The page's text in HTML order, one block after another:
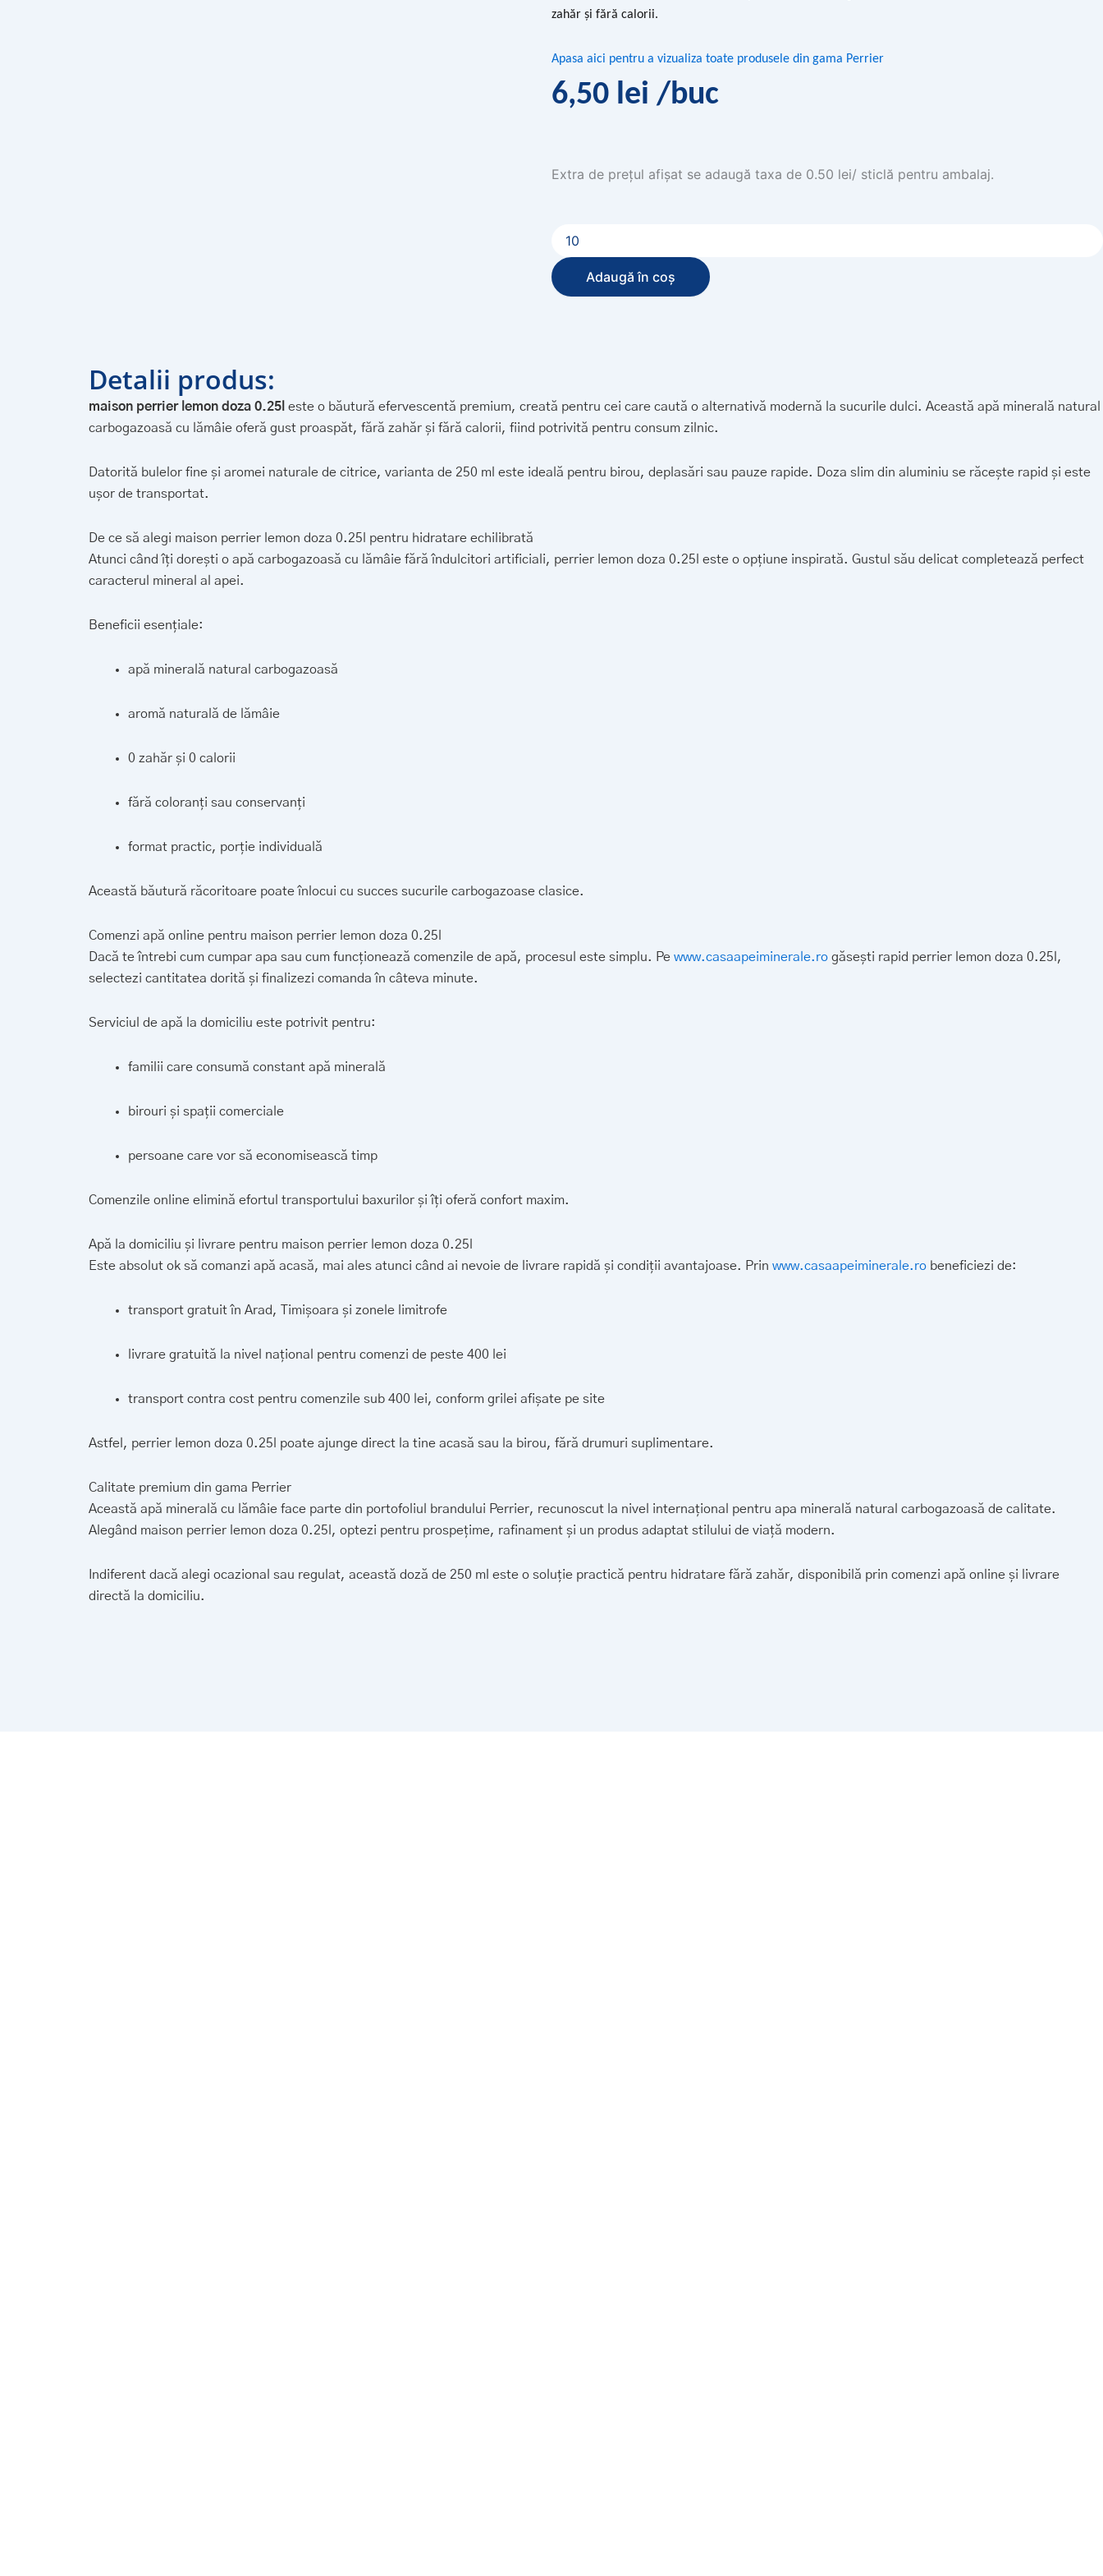
zahăr și fără calorii.
Apasa aici pentru a vizualiza toate produsele din gama Perrier
6,50 lei /buc
Extra de prețul afișat se adaugă taxa de 0.50 lei/ sticlă pentru ambalaj.
minerală
carbogazoasă
cu
aromă
doză
Adaugă în coș
Detalii produs:
maison perrier lemon doza 0.25l este o băutură efervescentă premium, creată pentru cei care caută o alternativă modernă la sucurile dulci. Această apă minerală natural
carbogazoasă cu lămâie oferă gust proaspăt, fără zahăr și fără calorii, fiind potrivită pentru consum zilnic.
Datorită bulelor fine și aromei naturale de citrice, varianta de 250 ml este ideală pentru birou, deplasări sau pauze rapide. Doza slim din aluminiu se răcește rapid și este
ușor de transportat.
De ce să alegi maison perrier lemon doza 0.25l pentru hidratare echilibrată
Atunci când îți dorești o apă carbogazoasă cu lămâie fără îndulcitori artificiali, perrier lemon doza 0.25l este o opțiune inspirată. Gustul său delicat completează perfect
caracterul mineral al apei.
Beneficii esențiale:
apă minerală natural carbogazoasă
aromă naturală de lămâie
0 zahăr și 0 calorii
fără coloranți sau conservanți
format practic, porție individuală
Această băutură răcoritoare poate înlocui cu succes sucurile carbogazoase clasice.
Comenzi apă online pentru maison perrier lemon doza 0.25l
Dacă te întrebi cum cumpar apa sau cum funcționează comenzile de apă, procesul este simplu. Pe www.casaapeiminerale.rogăsești rapid perrier lemon doza 0.25l,
selectezi cantitatea dorită și finalizezi comanda în câteva minute.
Serviciul de apă la domiciliu este potrivit pentru:
familii care consumă constant apă minerală
birouri și spații comerciale
persoane care vor să economisească timp
Comenzile online elimină efortul transportului baxurilor și îți oferă confort maxim.
Apă la domiciliu și livrare pentru maison perrier lemon doza 0.25l
Este absolut ok să comanzi apă acasă, mai ales atunci când ai nevoie de livrare rapidă și condiții avantajoase. Prin www.casaapeiminerale.robeneficiezi de:
transport gratuit în Arad, Timișoara și zonele limitrofe
livrare gratuită la nivel național pentru comenzi de peste 400 lei
transport contra cost pentru comenzile sub 400 lei, conform grilei afișate pe site
Astfel, perrier lemon doza 0.25l poate ajunge direct la tine acasă sau la birou, fără drumuri suplimentare.
Calitate premium din gama Perrier
Această apă minerală cu lămâie face parte din portofoliul brandului Perrier, recunoscut la nivel internațional pentru apa minerală natural carbogazoasă de calitate.
Alegând maison perrier lemon doza 0.25l, optezi pentru prospețime, rafinament și un produs adaptat stilului de viață modern.
Indiferent dacă alegi ocazional sau regulat, această doză de 250 ml este o soluție practică pentru hidratare fără zahăr, disponibilă prin comenzi apă online și livrare
directă la domiciliu.